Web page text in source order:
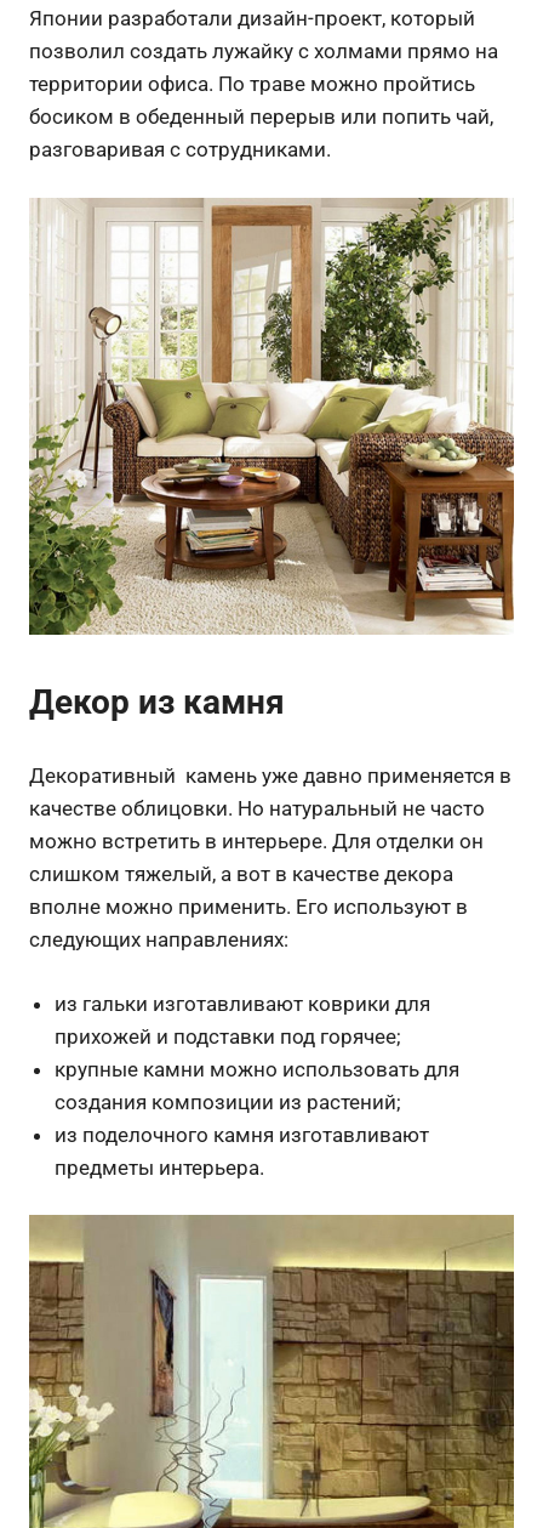
Японии разработали дизайн-проект, который
позволил создать лужайку с холмами прямо на
территории офиса. По траве можно пройтись
босиком в обеденный перерыв или попить чай,
разговаривая с сотрудниками.
Декор из камня
Декоративный камень уже давно применяется в
качестве облицовки. Но натуральный не часто
можно встретить в интерьере. Для отделки он
слишком тяжелый, а вот в качестве декора
вполне можно применить. Его используют в
следующих направлениях:
из гальки изготавливают коврики для
прихожей и подставки под горячее;
крупные камни можно использовать для
создания композиции из растений;
из поделочного камня изготавливают
предметы интерьера.